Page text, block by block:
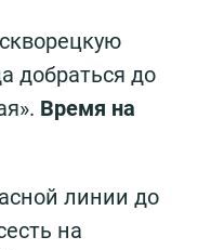
добраться до
Время на
линии до
на